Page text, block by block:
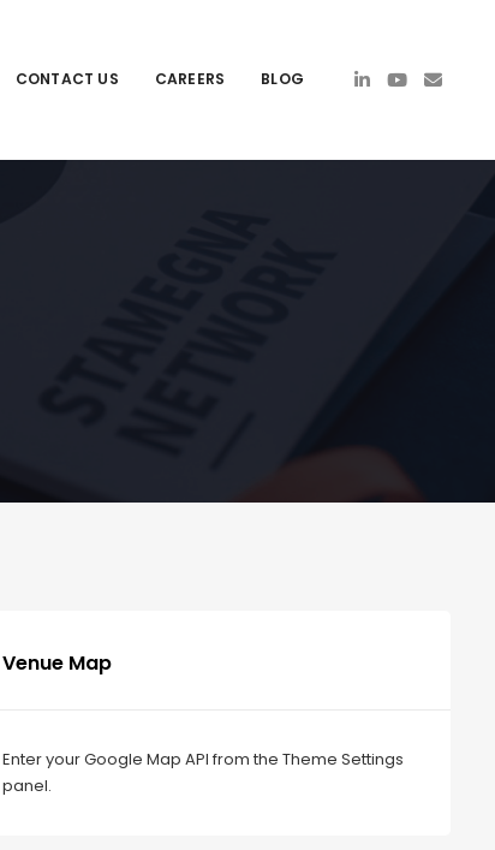
CONTACT US CAREERS BLOG
Venue Map
Enter your Google Map API from the Theme Settings
panel.